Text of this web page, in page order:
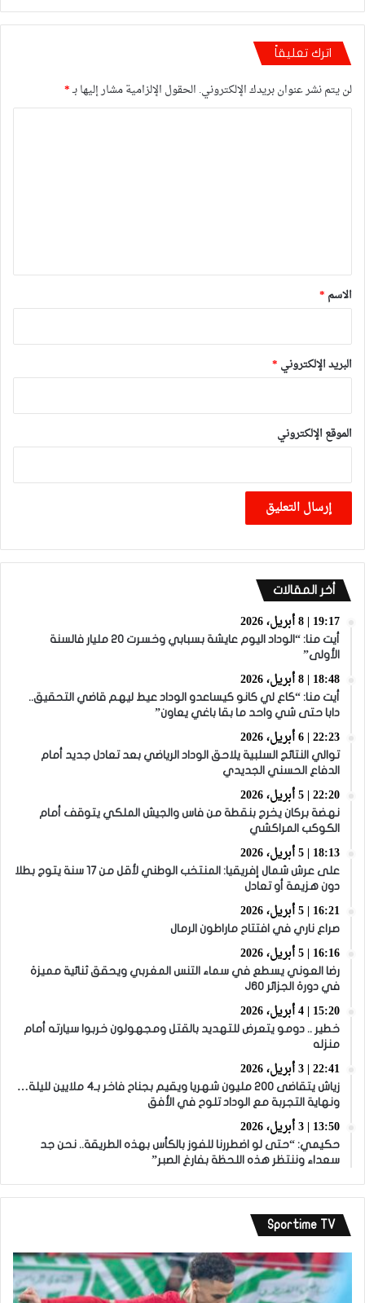
اترك تعليقاً
لن يتم نشر عنوان بريدك الإلكتروني. الحقول الإلزامية مشار إليها بـ*
*
الاسم *
البريد الإلكتروني *
الموقع الإلكتروني
أخر المقالات
19:17 | 8 أبريل، 2026
أيت منا: “الوداد اليوم عايشة بسبابي وخسرت 20 مليار فالسنة
الأولى”
18:48 | 8 أبريل، 2026
أيت منا: “كاع لي كانو كيساعدو الوداد عيط ليهم قاضي التحقيق..
دابا حتى شي واحد ما بقا باغي يعاون”
22:23 | 6 أبريل، 2026
توالي النتائج السلبية يلاحق الوداد الرياضي بعد تعادل جديد أمام
الدفاع الحسني الجديدي
22:20 | 5 أبريل، 2026
نهضة بركان يخرج بنقطة من فاس والجيش الملكي يتوقف أمام
الكوكب المراكشي
18:13 | 5 أبريل، 2026
على عرش شمال إفريقيا: المنتخب الوطني لأقل من 17 سنة يتوج بطلا
دون هزيمة أو تعادل
16:21 | 5 أبريل، 2026
صراع ناري في افتتاح ماراطون الرمال
16:16 | 5 أبريل، 2026
رضا العوني يسطع في سماء التنس المغربي ويحقق ثنائية مميزة
في دورة الجزائر J60
15:20 | 4 أبريل، 2026
خطير .. دومو يتعرض للتهديد بالقتل ومجهولون خربوا سيارته أمام
منزله
22:41 | 3 أبريل، 2026
زياش يتقاضى 200 مليون شهريا ويقيم بجناح فاخر بـ4 ملايين لليلة…
ونهاية التجربة مع الوداد تلوح في الأفق
13:50 | 3 أبريل، 2026
حكيمي: “حتى لو اضطررنا للفوز بالكأس بهذه الطريقة.. نحن جد
سعداء وننتظر هذه اللحظة بفارغ الصبر”
Sportime TV